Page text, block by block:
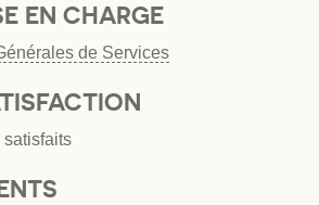
EN CHARGE
de Services